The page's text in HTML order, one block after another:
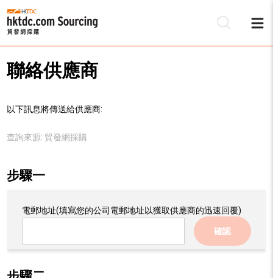
聯絡供應商
以下訊息將傳送給供應商:
查詢來源: 貿發網採購
步驟一
電郵地址(填寫您的公司電郵地址以獲取供應商的迅速回覆)
確認